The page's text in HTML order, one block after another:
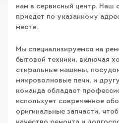
нам в сервисный центр. Наш
приедет по указанному
месте.
Мы специализируемся на
бытовой техники, включая
стиральные машины,
микроволновые печи, и
команда обладает
использует современное
оригинальные запчасти,